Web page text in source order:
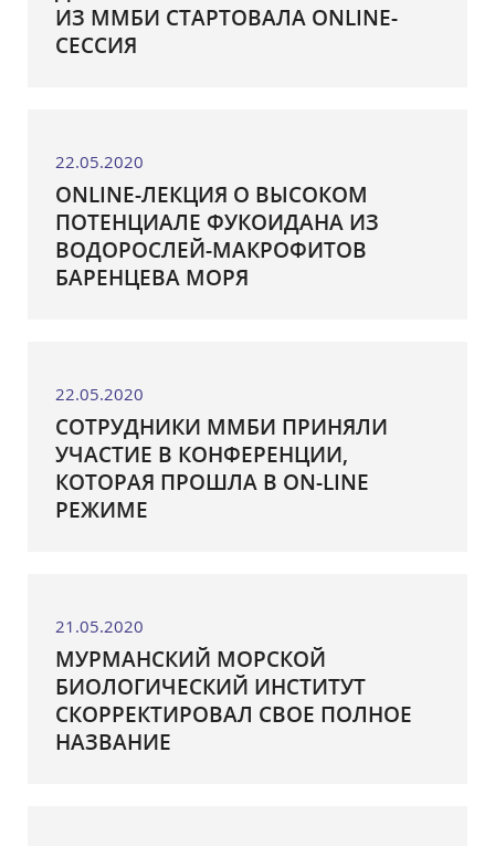
ИЗ ММБИ СТАРТОВАЛА ONLINE-
СЕССИЯ
22.05.2020
ONLINE-ЛЕКЦИЯ О ВЫСОКОМ
ПОТЕНЦИАЛЕ ФУКОИДАНА ИЗ
ВОДОРОСЛЕЙ-МАКРОФИТОВ
БАРЕНЦЕВА МОРЯ
22.05.2020
СОТРУДНИКИ ММБИ ПРИНЯЛИ
УЧАСТИЕ В КОНФЕРЕНЦИИ,
КОТОРАЯ ПРОШЛА В ON-LINE
РЕЖИМЕ
21.05.2020
МУРМАНСКИЙ МОРСКОЙ
БИОЛОГИЧЕСКИЙ ИНСТИТУТ
СКОРРЕКТИРОВАЛ СВОЕ ПОЛНОЕ
НАЗВАНИЕ